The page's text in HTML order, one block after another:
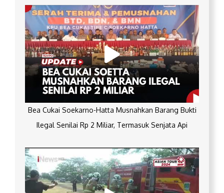
Bea Cukai Soekarno-Hatta Musnahkan Barang Bukti
Ilegal Senilai Rp 2 Miliar, Termasuk Senjata Api